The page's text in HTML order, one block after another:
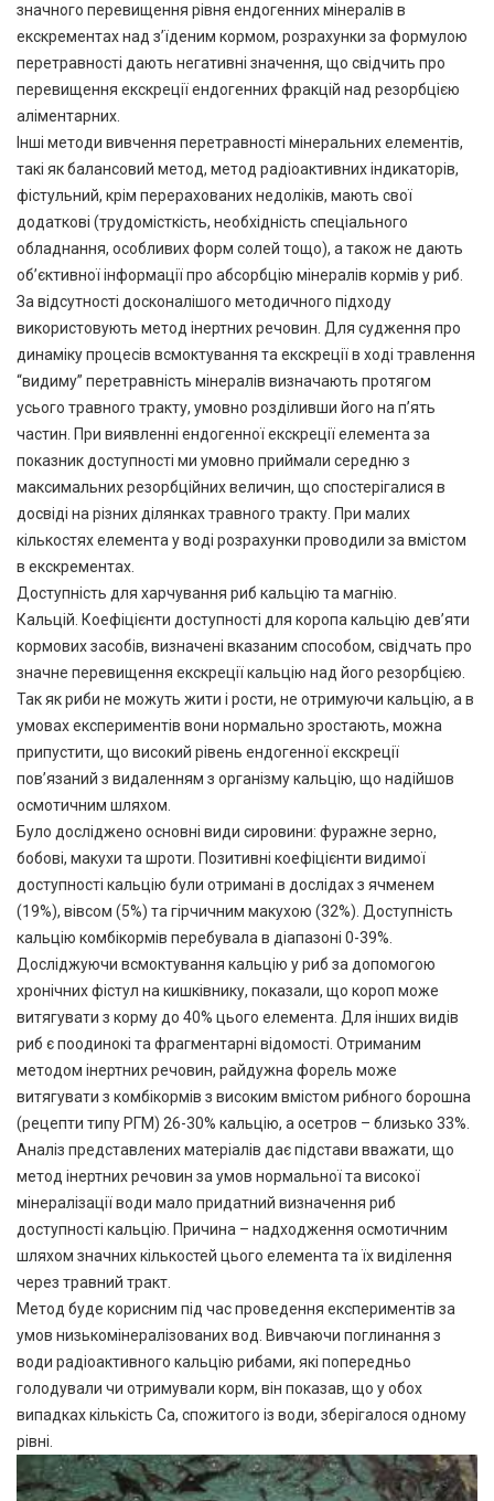
значного перевищення рівня ендогенних мінералів в
екскрементах над з’їденим кормом, розрахунки за формулою
перетравності дають негативні значення, що свідчить про
перевищення екскреції ендогенних фракцій над резорбцією
аліментарних.
Інші методи вивчення перетравності мінеральних елементів,
такі як балансовий метод, метод радіоактивних індикаторів,
фістульний, крім перерахованих недоліків, мають свої
додаткові (трудомісткість, необхідність спеціального
обладнання, особливих форм солей тощо), а також не дають
об’єктивної інформації про абсорбцію мінералів кормів у риб.
За відсутності досконалішого методичного підходу
використовують метод інертних речовин. Для судження про
динаміку процесів всмоктування та екскреції в ході травлення
“видиму” перетравність мінералів визначають протягом
усього травного тракту, умовно розділивши його на п’ять
частин. При виявленні ендогенної екскреції елемента за
показник доступності ми умовно приймали середню з
максимальних резорбційних величин, що спостерігалися в
досвіді на різних ділянках травного тракту. При малих
кількостях елемента у воді розрахунки проводили за вмістом
в екскрементах.
Доступність для харчування риб кальцію та магнію.
Кальцій. Коефіцієнти доступності для коропа кальцію дев’яти
кормових засобів, визначені вказаним способом, свідчать про
значне перевищення екскреції кальцію над його резорбцією.
Так як риби не можуть жити і рости, не отримуючи кальцію, а в
умовах експериментів вони нормально зростають, можна
припустити, що високий рівень ендогенної екскреції
пов’язаний з видаленням з організму кальцію, що надійшов
осмотичним шляхом.
Було досліджено основні види сировини: фуражне зерно,
бобові, макухи та шроти. Позитивні коефіцієнти видимої
доступності кальцію були отримані в дослідах з ячменем
(19%), вівсом (5%) та гірчичним макухою (32%). Доступність
кальцію комбікормів перебувала в діапазоні 0-39%.
Досліджуючи всмоктування кальцію у риб за допомогою
хронічних фістул на кишківнику, показали, що короп може
витягувати з корму до 40% цього елемента. Для інших видів
риб є поодинокі та фрагментарні відомості. Отриманим
методом інертних речовин, райдужна форель може
витягувати з комбікормів з високим вмістом рибного борошна
(рецепти типу РГМ) 26-30% кальцію, а осетров – близько 33%.
Аналіз представлених матеріалів дає підстави вважати, що
метод інертних речовин за умов нормальної та високої
мінералізації води мало придатний визначення риб
доступності кальцію. Причина – надходження осмотичним
шляхом значних кількостей цього елемента та їх виділення
через травний тракт.
Метод буде корисним під час проведення експериментів за
умов низькомінералізованих вод. Вивчаючи поглинання з
води радіоактивного кальцію рибами, які попередньо
голодували чи отримували корм, він показав, що у обох
випадках кількість Са, спожитого із води, зберігалося одному
рівні.